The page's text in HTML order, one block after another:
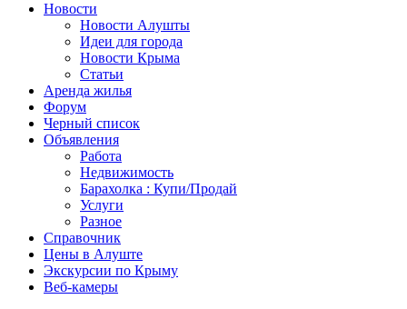
Новости
Новости Алушты
Идеи для города
Новости Крыма
Статьи
Аренда жилья
Форум
Черный список
Объявления
Работа
Недвижимость
Барахолка : Купи/Продай
Услуги
Разное
Справочник
Цены в Алуште
Экскурсии по Крыму
Веб-камеры